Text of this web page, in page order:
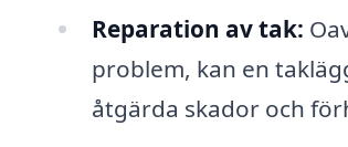
Reparation av tak:
problem, kan en
åtgärda skador och